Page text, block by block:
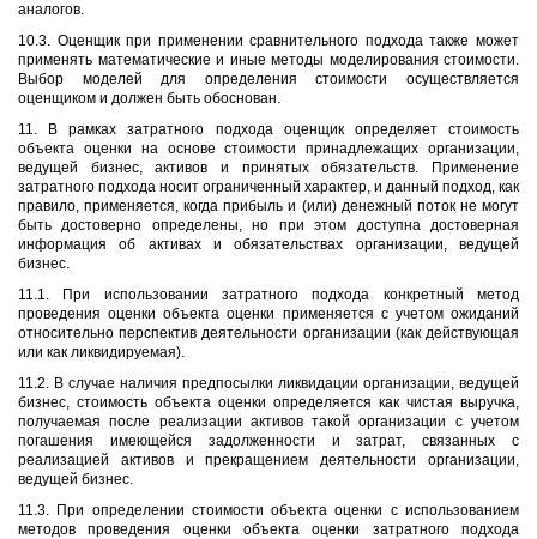
аналогов.
10.3. Оценщик при применении сравнительного подхода также может
применять математические и иные методы моделирования стоимости.
Выбор моделей для определения стоимости осуществляется
оценщиком и должен быть обоснован.
11. В рамках затратного подхода оценщик определяет стоимость
объекта оценки на основе стоимости принадлежащих организации,
ведущей бизнес, активов и принятых обязательств. Применение
затратного подхода носит ограниченный характер, и данный подход, как
правило, применяется, когда прибыль и (или) денежный поток не могут
быть достоверно определены, но при этом доступна достоверная
информация об активах и обязательствах организации, ведущей
бизнес.
11.1. При использовании затратного подхода конкретный метод
проведения оценки объекта оценки применяется с учетом ожиданий
относительно перспектив деятельности организации (как действующая
или как ликвидируемая).
11.2. В случае наличия предпосылки ликвидации организации, ведущей
бизнес, стоимость объекта оценки определяется как чистая выручка,
получаемая после реализации активов такой организации с учетом
погашения имеющейся задолженности и затрат, связанных с
реализацией активов и прекращением деятельности организации,
ведущей бизнес.
11.3. При определении стоимости объекта оценки с использованием
методов проведения оценки объекта оценки затратного подхода